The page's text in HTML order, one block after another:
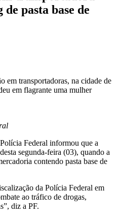
pasta base de
em transportadoras, na cidade de
em flagrante uma mulher
Federal informou que a
segunda-feira (03), quando a
contendo pasta base de
da Polícia Federal em
ao tráfico de drogas,
diz a PF.